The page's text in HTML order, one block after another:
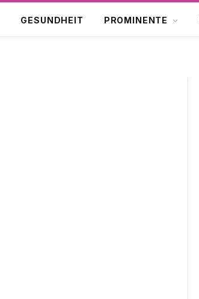
GESUNDHEIT PROMINENTE